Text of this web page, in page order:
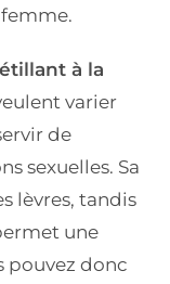
à la
varier
de
sexuelles. Sa
lèvres, tandis
une
pouvez donc